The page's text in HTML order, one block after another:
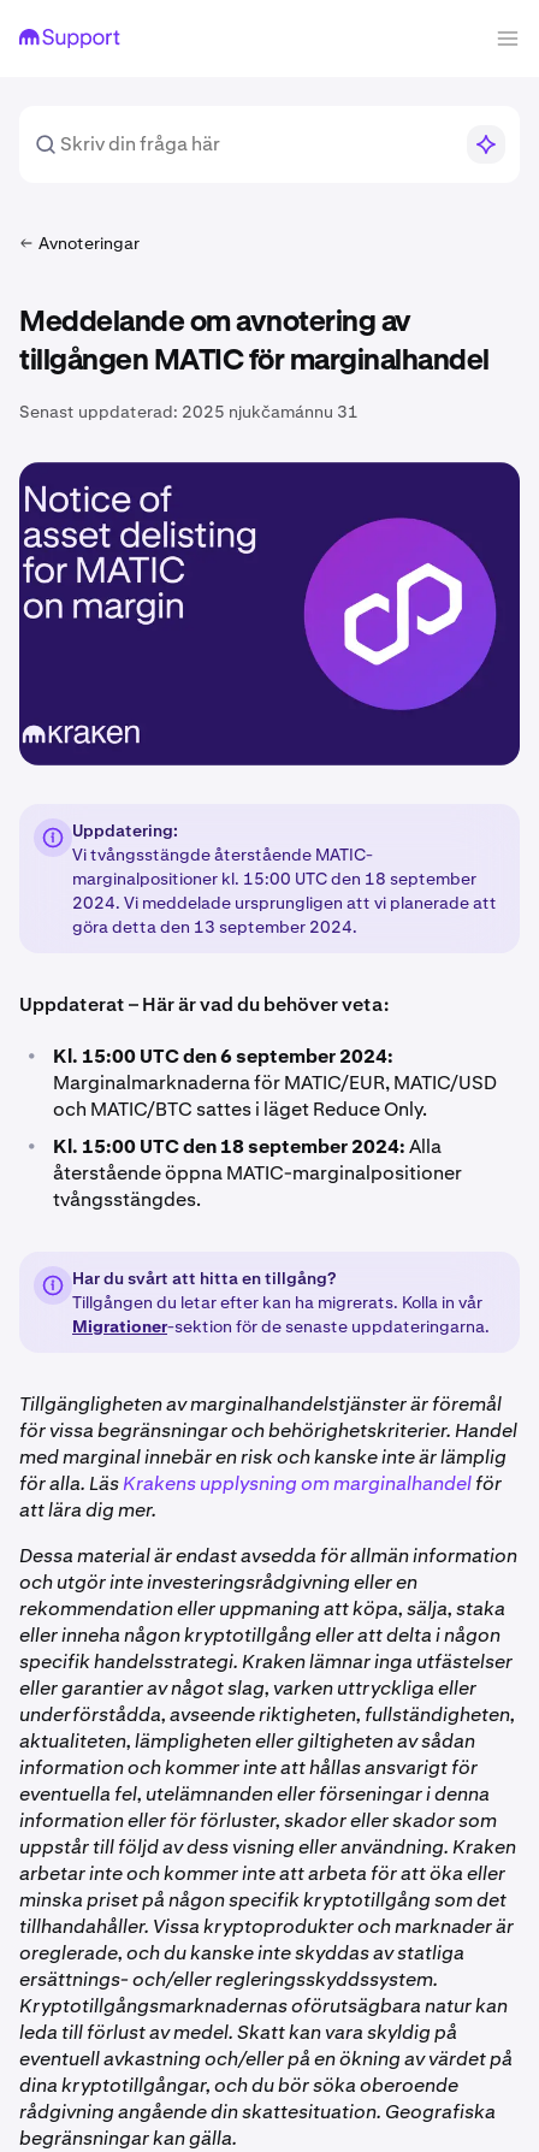
Avnoteringar
Meddelande om avnotering av
tillgången MATIC för marginalhandel
Senast uppdaterad: 2025 njukčamánnu 31
Uppdatering:
Vi tvångsstängde återstående MATIC-
marginalpositioner kl. 15:00 UTC den 18 september
2024. Vi meddelade ursprungligen att vi planerade att
göra detta den 13 september 2024.
Uppdaterat – Här är vad du behöver veta:
•
Kl. 15:00 UTC den 6 september 2024:
Marginalmarknaderna för MATIC/EUR, MATIC/USD
och MATIC/BTC sattes i läget Reduce Only.
• Kl. 15:00 UTC den 18 september 2024:Alla
återstående öppna MATIC-marginalpositioner
tvångsstängdes.
Har du svårt att hitta en tillgång?
Tillgången du letar efter kan ha migrerats. Kolla in vår
Migrationer-sektion för de senaste uppdateringarna.
Tillgängligheten av marginalhandelstjänster är föremål
för vissa begränsningar och behörighetskriterier. Handel
med marginal innebär en risk och kanske inte är lämplig
för alla. LäsKrakens upplysning om marginalhandelför
att lära dig mer.
Dessa material är endast avsedda för allmän information
och utgör inte investeringsrådgivning eller en
rekommendation eller uppmaning att köpa, sälja, staka
eller inneha någon kryptotillgång eller att delta i någon
specifik handelsstrategi. Kraken lämnar inga utfästelser
eller garantier av något slag, varken uttryckliga eller
underförstådda, avseende riktigheten, fullständigheten,
aktualiteten, lämpligheten eller giltigheten av sådan
information och kommer inte att hållas ansvarigt för
eventuella fel, utelämnanden eller förseningar i denna
information eller för förluster, skador eller skador som
uppstår till följd av dess visning eller användning. Kraken
arbetar inte och kommer inte att arbeta för att öka eller
minska priset på någon specifik kryptotillgång som det
tillhandahåller. Vissa kryptoprodukter och marknader är
oreglerade, och du kanske inte skyddas av statliga
ersättnings- och/eller regleringsskyddssystem.
Kryptotillgångsmarknadernas oförutsägbara natur kan
leda till förlust av medel. Skatt kan vara skyldig på
eventuell avkastning och/eller på en ökning av värdet på
dina kryptotillgångar, och du bör söka oberoende
rådgivning angående din skattesituation. Geografiska
begränsningar kan gälla.